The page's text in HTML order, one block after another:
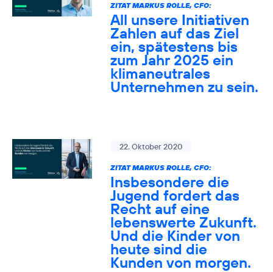
ZITAT MARKUS ROLLE, CFO:
All unsere Initiativen
Zahlen auf das Ziel
ein, spätestens bis
zum Jahr 2025 ein
klimaneutrales
Unternehmen zu sein.
22. Oktober 2020
ZITAT MARKUS ROLLE, CFO:
Insbesondere die
Jugend fordert das
Recht auf eine
lebenswerte Zukunft.
Und die Kinder von
heute sind die
Kunden von morgen.